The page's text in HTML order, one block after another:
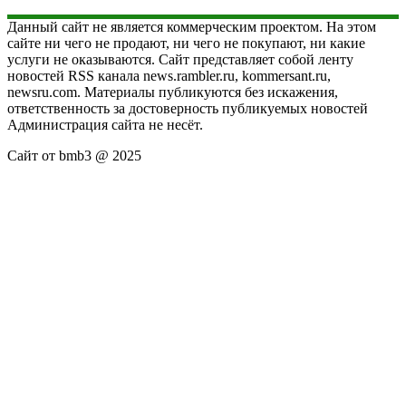
Данный сайт не является коммерческим проектом. На этом
сайте ни чего не продают, ни чего не покупают, ни какие
услуги не оказываются. Сайт представляет собой ленту
новостей RSS канала news.rambler.ru, kommersant.ru,
newsru.com. Материалы публикуются без искажения,
ответственность за достоверность публикуемых новостей
Администрация сайта не несёт.
Сайт от bmb3 @ 2025